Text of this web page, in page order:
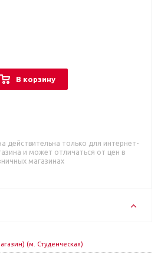
В корзину
действительна только для интернет-
и может отличаться от цен в
магазинах
(м. Студенческая)